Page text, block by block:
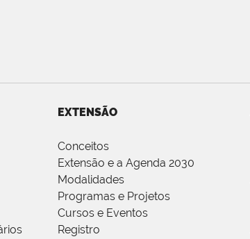
EXTENSÃO
Conceitos
Extensão e a Agenda 2030
Modalidades
Programas e Projetos
Cursos e Eventos
Registro